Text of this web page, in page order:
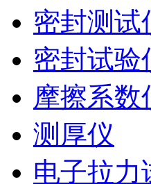
密封测试
密封试验
摩擦系数
测厚仪
电子拉力